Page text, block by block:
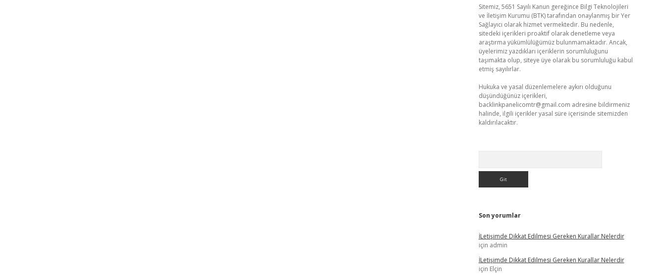
Sitemiz, 5651 Sayılı Kanun gereğince Bilgi Teknolojileri
ve İletişim Kurumu (BTK) tarafından onaylanmış bir Yer
Sağlayıcı olarak hizmet vermektedir. Bu nedenle,
sitedeki içerikleri proaktif olarak denetleme veya
araştırma yükümlülüğümüz bulunmamaktadır. Ancak,
üyelerimiz yazdıkları içeriklerin sorumluluğunu
taşımakta olup, siteye üye olarak bu sorumluluğu kabul
etmiş sayılırlar.
Hukuka ve yasal düzenlemelere aykırı olduğunu
düşündüğünüz içerikleri,
backlinkpanelicomtr@gmail.com adresine bildirmeniz
halinde, ilgili içerikler yasal süre içerisinde sitemizden
kaldırılacaktır.
Son yorumlar
İLetişimde Dikkat Edilmesi Gereken Kurallar Nelerdir
için admin
İLetişimde Dikkat Edilmesi Gereken Kurallar Nelerdir
için Elçin